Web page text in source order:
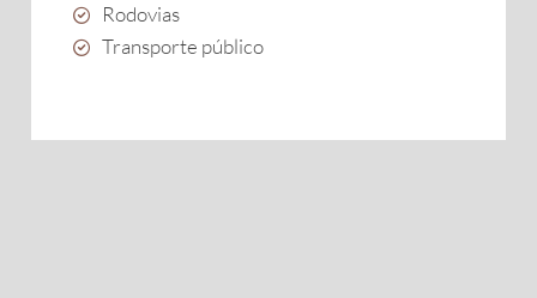
Rodovias
Transporte público